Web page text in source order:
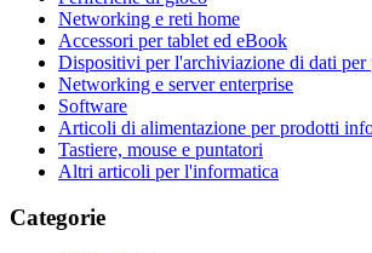
Networking e reti home
Accessori per tablet ed eBook
Dispositivi per l'archiviazione di dati
Networking e server enterprise
Software
Articoli di alimentazione per prodotti
Tastiere, mouse e puntatori
Altri articoli per l'informatica
Categorie